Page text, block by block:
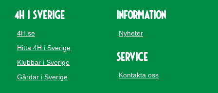
4H i Sverige
4H.se
Hitta 4H i Sverige
Klubbar i Sverige
Gårdar i Sverige
Information
Nyheter
Service
Kontakta oss